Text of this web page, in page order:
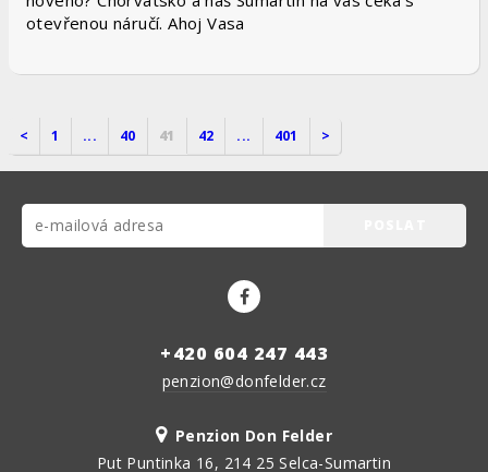
otevřenou náručí. Ahoj Vasa
< 1 ... 40 41 42 ... 401 >
+420 604 247 443
penzion@donfelder.cz
Penzion Don Felder
Put Puntinka 16, 214 25 Selca-Sumartin